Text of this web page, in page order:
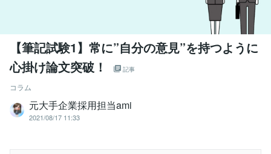
【筆記試験1】常に”自分の意見”を持つように
心掛け論文突破！
記事
コラム
元大手企業採用担当ami
2021/08/17 11:33